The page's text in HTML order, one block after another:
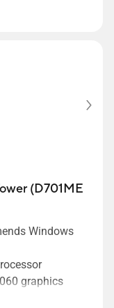
(D701ME
Windows
graphics
for maximum